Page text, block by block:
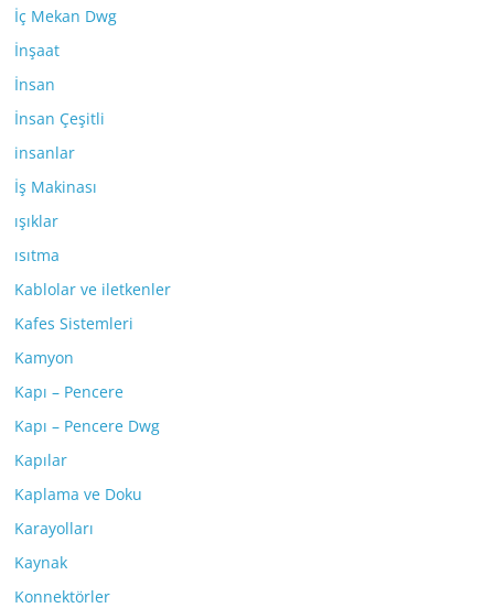
İç Mekan Dwg
İnşaat
İnsan
İnsan Çeşitli
insanlar
İş Makinası
ışıklar
ısıtma
Kablolar ve iletkenler
Kafes Sistemleri
Kamyon
Kapı – Pencere
Kapı – Pencere Dwg
Kapılar
Kaplama ve Doku
Karayolları
Kaynak
Konnektörler